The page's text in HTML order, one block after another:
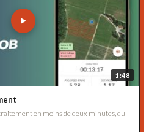
1:48
en moins de deux minutes, du